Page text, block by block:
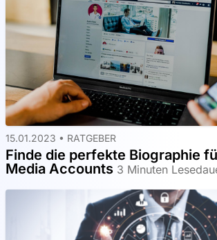
15.01.2023 • RATGEBER
Finde die perfekte Biographie
Media Accounts 3 Minuten